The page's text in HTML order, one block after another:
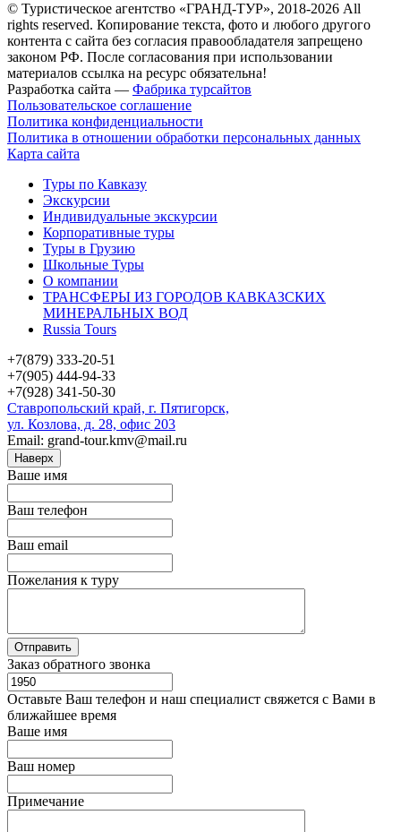
© Туристическое агентство «ГРАНД-ТУР», 2018-2026 All
rights reserved. Копирование текста, фото и любого другого
контента с сайта без согласия правообладателя запрещено
законом РФ. После согласования при использовании
материалов ссылка на ресурс обязательна!
Разработка сайта — Фабрика турсайтов
Пользовательское соглашение
Политика конфиденциальности
Политика в отношении обработки персональных данных
Карта сайта
Туры по Кавказу
Экскурсии
Индивидуальные экскурсии
Корпоративные туры
Туры в Грузию
Школьные Туры
О компании
ТРАНСФЕРЫ ИЗ ГОРОДОВ КАВКАЗСКИХ
МИНЕРАЛЬНЫХ ВОД
Russia Tours
+7(879) 333-20-51
+7(905) 444-94-33
+7(928) 341-50-30
Ставропольский край, г. Пятигорск,
ул. Козлова, д. 28, офис 203
Email: grand-tour.kmv@mail.ru
Наверх
Ваше имя
Ваш телефон
Ваш email
Пожелания к туру
Заказ обратного звонка
Оставьте Ваш телефон и наш специалист свяжется с Вами в
ближайшее время
Ваше имя
Ваш номер
Примечание